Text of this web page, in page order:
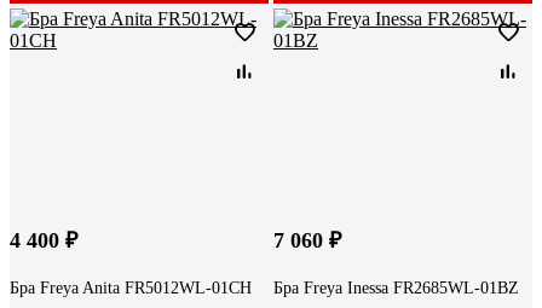
4 400 ₽
Бра Freya Anita FR5012WL-01CH
7 060 ₽
Бра Freya Inessa FR2685WL-01BZ